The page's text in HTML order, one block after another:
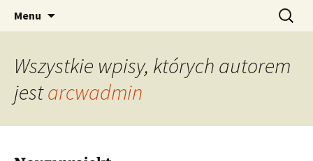
ARCW
Procedury bezpieczeństwa przy montażu
ścian osłonowych wspomagane technologią
rzeczywistości rozszerzonej
Menu Szukaj:
Wszystkie wpisy, których autorem
jestarcwadmin